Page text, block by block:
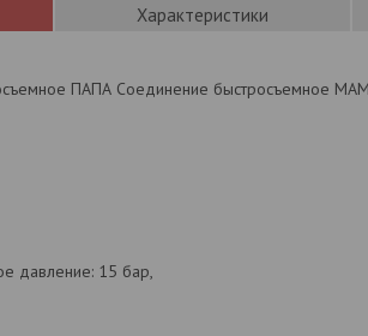
Характеристики
ПАПА Соединение быстросъемное
давление: 15 бар,